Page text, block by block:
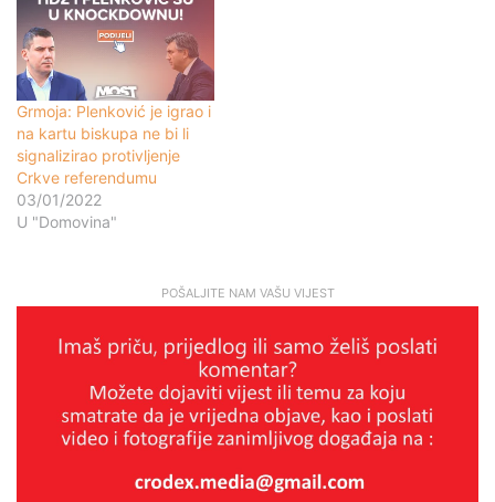
Grmoja: Plenković je igrao i
na kartu biskupa ne bi li
signalizirao protivljenje
Crkve referendumu
03/01/2022
U "Domovina"
POŠALJITE NAM VAŠU VIJEST